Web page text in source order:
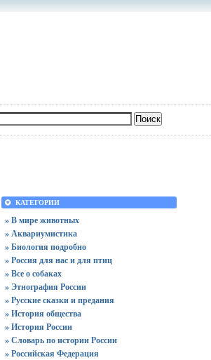
КАТЕГОРИИ
» В мире животных
» Аквариумистика
» Биология подробно
» Россия для нас и для птиц
» Все о собаках
» Этнография России
» Русские сказки и предания
» История общества
» История России
» Словарь по истории России
» Российская Федерация